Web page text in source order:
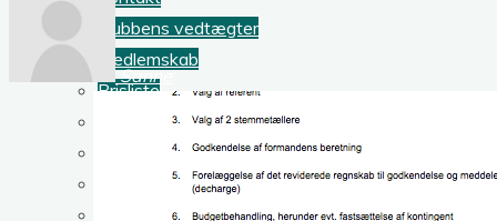
Klubbens vedtægter
Medlemskab
Prisliste
Dokumenter
Tollerbladet
Sponsorer
Sanne